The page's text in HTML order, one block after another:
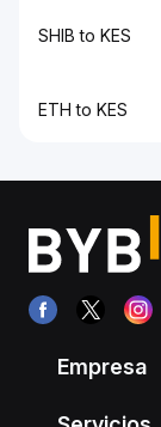
SHIB to KES
ETH to KES
Empresa